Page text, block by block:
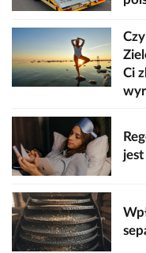
Ci
jest